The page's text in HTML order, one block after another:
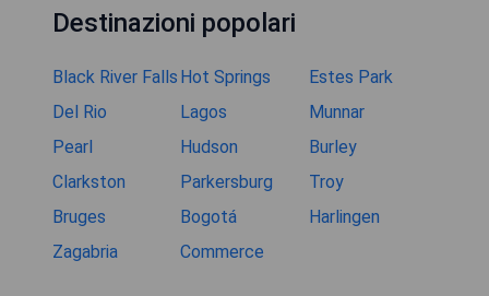
Destinazioni popolari
Black River Falls Hot Springs
Estes Park
Del Rio
Lagos
Munnar
Pearl
Hudson
Burley
Clarkston
Parkersburg
Troy
Bruges
Bogotá
Harlingen
Zagabria
Commerce